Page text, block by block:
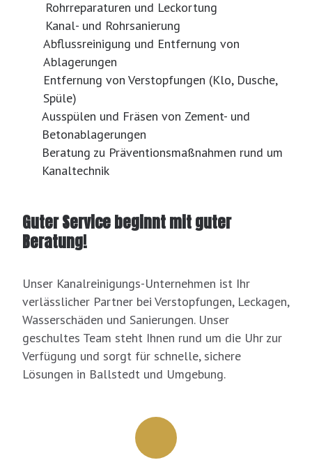
Rohrreparaturen und Leckortung
Kanal- und Rohrsanierung
Abflussreinigung und Entfernung von
Ablagerungen
Entfernung von Verstopfungen (Klo, Dusche,
Spüle)
Ausspülen und Fräsen von Zement- und
Betonablagerungen
Beratung zu Präventionsmaßnahmen rund um
Kanaltechnik
Guter Service beginnt mit guter
Beratung!
Unser Kanalreinigungs-Unternehmen ist Ihr
verlässlicher Partner bei Verstopfungen, Leckagen,
Wasserschäden und Sanierungen. Unser
geschultes Team steht Ihnen rund um die Uhr zur
Verfügung und sorgt für schnelle, sichere
Lösungen in Ballstedt und Umgebung.